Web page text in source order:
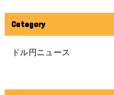
Category
ドル円ニュース